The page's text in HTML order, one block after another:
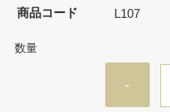
商品コード
L107
数量
-